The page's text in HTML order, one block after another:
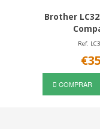
Brother
Ref.
COMPRAR